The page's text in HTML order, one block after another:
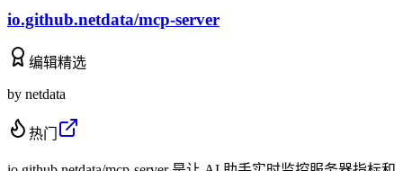
io.github.netdata/mcp-server
编辑精选
by netdata
热门